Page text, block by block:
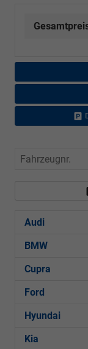
Fahrzeugnr.
Audi
BMW
Cupra
Ford
Hyundai
Kia